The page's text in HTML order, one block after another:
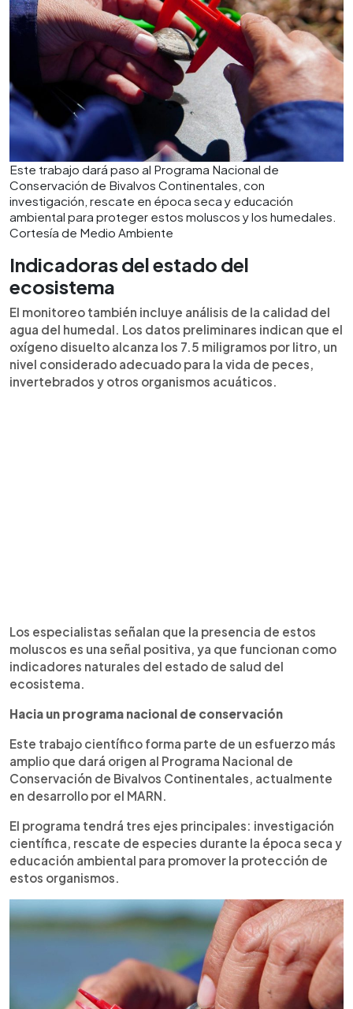
Este trabajo dará paso al Programa Nacional de
Conservación de Bivalvos Continentales, con
investigación, rescate en época seca y educación
ambiental para proteger estos moluscos y los humedales.
Cortesía de Medio Ambiente
Indicadoras del estado del
ecosistema
El monitoreo también incluye análisis de la calidad del
agua del humedal. Los datos preliminares indican que el
oxígeno disuelto alcanza los 7.5 miligramos por litro, un
nivel considerado adecuado para la vida de peces,
invertebrados y otros organismos acuáticos.
Los especialistas señalan que la presencia de estos
moluscos es una señal positiva, ya que funcionan como
indicadores naturales del estado de salud del
ecosistema.
Hacia un programa nacional de conservación
Este trabajo científico forma parte de un esfuerzo más
amplio que dará origen al Programa Nacional de
Conservación de Bivalvos Continentales, actualmente
en desarrollo por el MARN.
El programa tendrá tres ejes principales: investigación
científica, rescate de especies durante la época seca y
educación ambiental para promover la protección de
estos organismos.